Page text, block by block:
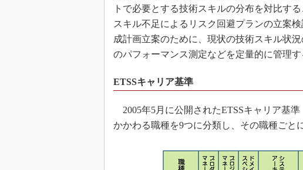
トで必要とする技術スキルの分布を対比す
スキル不足によるリスク回避プランの立案
成計画立案のために、現状の技術スキル状
のパフォーマンス測定などを定量的に管理す
ETSSキャリア基準
2005年5月に公開されたETSSキャリア基
かかわる職種を9つに分類し、その職種ごと